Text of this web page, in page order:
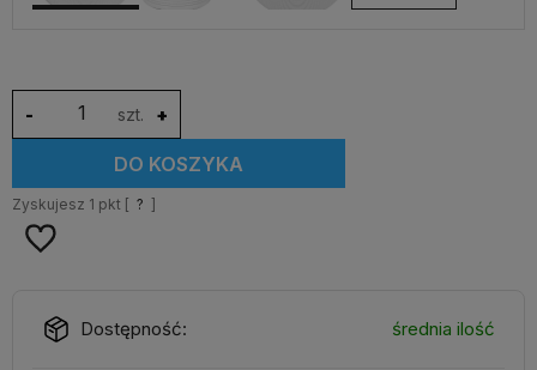
szt. +
-
DO KOSZYKA
Zyskujesz 1 pkt [ ? ]
Dostępność: średnia ilość